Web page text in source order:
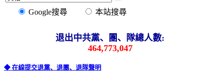
Google搜尋 本站搜尋
退出中共黨、團、隊總人數:
464,773,047
◆ 在線提交退黨、退團、退隊聲明